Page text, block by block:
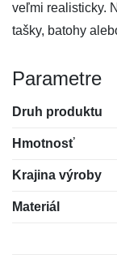
veľmi realisticky.
tašky, batohy
Parametre
Druh produktu
Hmotnosť
Krajina výroby
Materiál